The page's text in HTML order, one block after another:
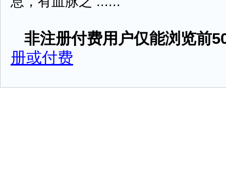
非注册付费用户仅能浏览前
册或付费